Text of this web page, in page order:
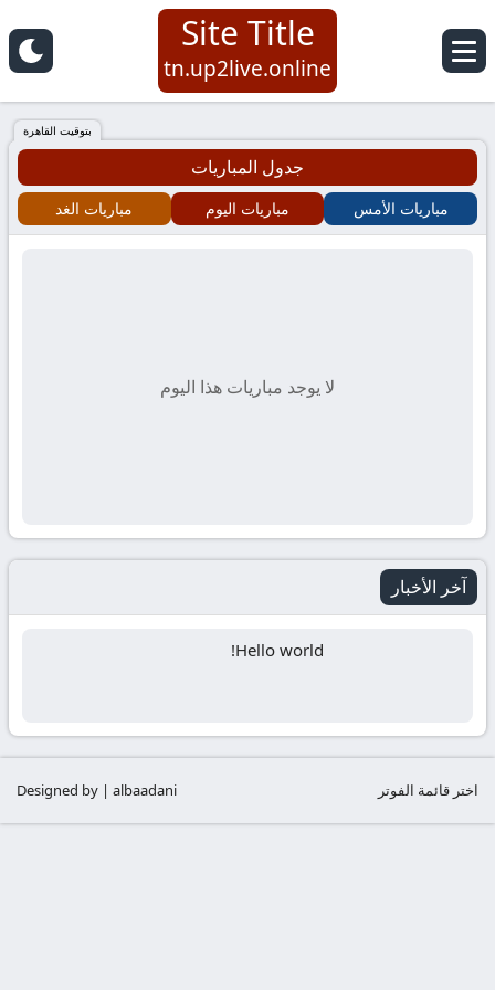
Site
Title
Site Title
tn.up2live.online
بتوقيت القاهرة
جدول المباريات
مباريات الأمس مباريات اليوم مباريات الغد
لا يوجد مباريات هذا اليوم
آخر الأخبار
Hello world!
اختر قائمة الفوتر Designed by | albaadani